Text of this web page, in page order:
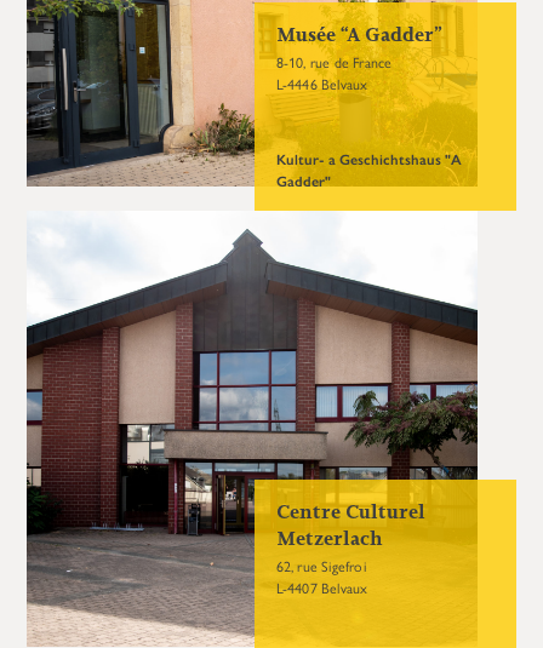
Musée “A Gadder”
8-10, rue de France
L-4446 Belvaux
Kultur- a Geschichtshaus "A
Gadder"
Centre Culturel
Metzerlach
62, rue Sigefroi
L-4407 Belvaux